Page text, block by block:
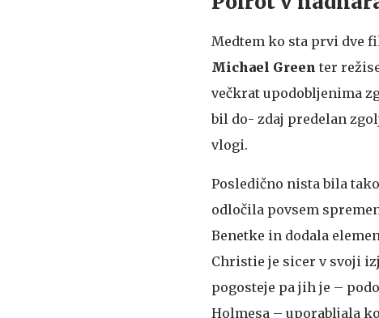
Medtem ko sta prvi dve
Michael Green ter
večkrat upodobljenima
bil do- zdaj predelan
vlogi.
Posledično nista bila
odločila povsem
Benetke in dodala
Christie je sicer v svoji
pogosteje pa jih je –
Holmesa – uporabljala